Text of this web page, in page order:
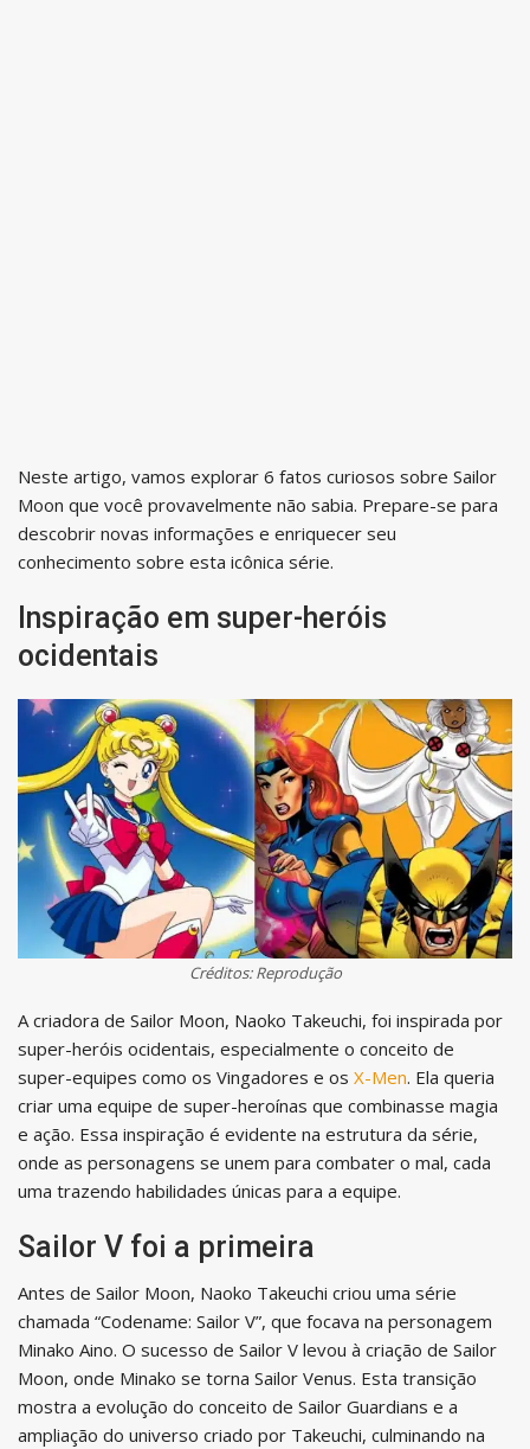
Neste artigo, vamos explorar 6 fatos curiosos sobre Sailor
Moon que você provavelmente não sabia. Prepare-se para
descobrir novas informações e enriquecer seu
conhecimento sobre esta icônica série.
Inspiração em super-heróis
ocidentais
Créditos: Reprodução
A criadora de Sailor Moon, Naoko Takeuchi, foi inspirada por
super-heróis ocidentais, especialmente o conceito de
super-equipes como os Vingadores e os X-Men. Ela queria
criar uma equipe de super-heroínas que combinasse magia
e ação. Essa inspiração é evidente na estrutura da série,
onde as personagens se unem para combater o mal, cada
uma trazendo habilidades únicas para a equipe.
Sailor V foi a primeira
Antes de Sailor Moon, Naoko Takeuchi criou uma série
chamada “Codename: Sailor V”, que focava na personagem
Minako Aino. O sucesso de Sailor V levou à criação de Sailor
Moon, onde Minako se torna Sailor Venus. Esta transição
mostra a evolução do conceito de Sailor Guardians e a
ampliação do universo criado por Takeuchi, culminando na